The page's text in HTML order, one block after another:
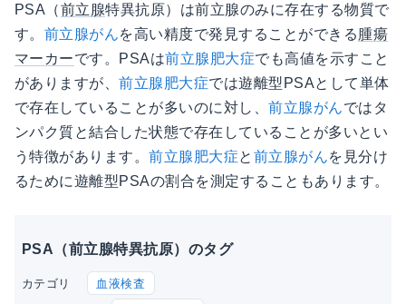
PSA（前立腺特異抗原）は前立腺のみに存在する物質で
す。 前立腺がんを高い精度で発見することができる 腫瘍
マーカーです。PSAは前立腺肥大症でも高値を示すこと
がありますが、前立腺肥大症では遊離型PSAとして単体
で存在していることが多いのに対し、前立腺がんではタ
ンパク質と結合した状態で存在していることが多いとい
う特徴があります。前立腺肥大症と 前立腺がんを見分け
るために遊離型PSAの割合を測定することもあります。
PSA（前立腺特異抗原）のタグ
カテゴリ 血液検査